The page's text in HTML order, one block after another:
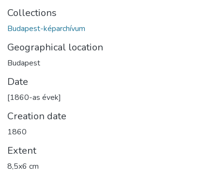
Collections
Budapest-képarchívum
Geographical location
Budapest
Date
[1860-as évek]
Creation date
1860
Extent
8,5x6 cm